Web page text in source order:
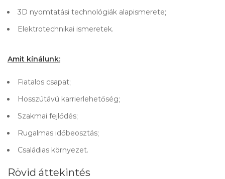
3D nyomtatási technológiák alapismerete;
Elektrotechnikai ismeretek.
Amit kínálunk:
Fiatalos csapat;
Hosszútávú karrierlehetőség;
Szakmai fejlődés;
Rugalmas időbeosztás;
Családias környezet.
Rövid áttekintés